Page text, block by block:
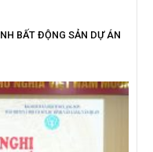
BẤT ĐỘNG SẢN DỰ ÁN